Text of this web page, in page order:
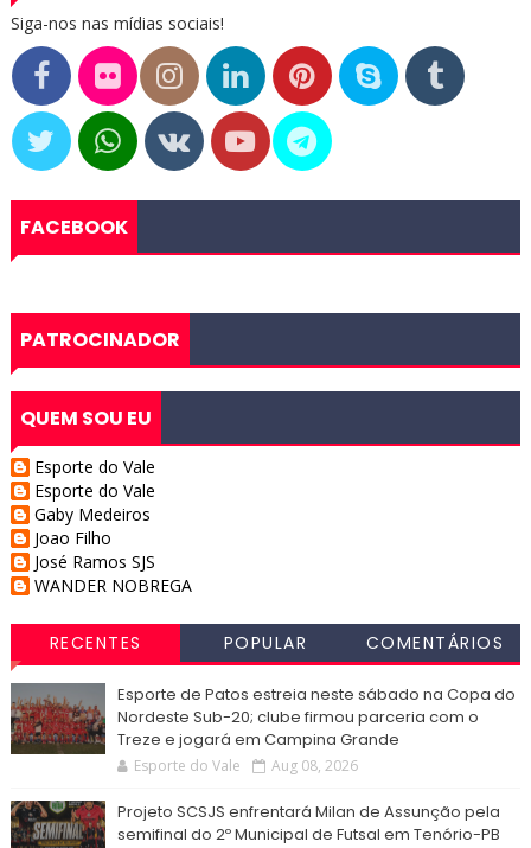
Siga-nos nas mídias sociais!
FACEBOOK
PATROCINADOR
QUEM SOU EU
Esporte do Vale
Esporte do Vale
Gaby Medeiros
Joao Filho
José Ramos SJS
WANDER NOBREGA
RECENTES POPULAR COMENTÁRIOS
Esporte de Patos estreia neste sábado na Copa do
Nordeste Sub-20; clube firmou parceria com o
Treze e jogará em Campina Grande
Esporte do Vale Aug 08, 2026
Projeto SCSJS enfrentará Milan de Assunção pela
semifinal do 2º Municipal de Futsal em Tenório-PB